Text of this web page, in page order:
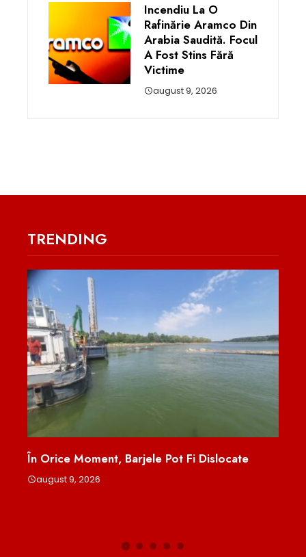
Incendiu La O
Rafinărie Aramco Din
Arabia Saudită. Focul
A Fost Stins Fără
Victime
august 9, 2026
TRENDING
În Orice Moment, Barjele Pot Fi Dislocate
august 9, 2026